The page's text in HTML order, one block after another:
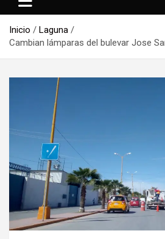
Inicio
Laguna
Cambian lámparas del bulevar Jose